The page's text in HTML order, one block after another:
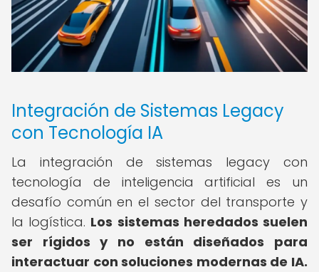
Integración de Sistemas Legacy
con Tecnología IA
La integración de sistemas legacy con
tecnología de inteligencia artificial es un
desafío común en el sector del transporte y
la logística. Los sistemas heredados suelen
ser rígidos y no están diseñados para
interactuar con soluciones modernas de IA.